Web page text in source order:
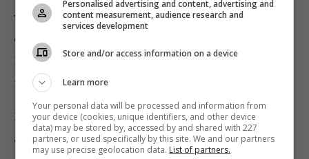
телеканал «Украина 24». Таким образом жители
оккупированных территорий Украины – Донбасса и
Крыма смогут в дальнейшем следить за событиями
в Украине».
Напоминаем, что изменения коснутся только
абонентов открытого спутника, а для абонентов
Personalised advertising and content, advertising and
content measurement, audience research and
services development
Store and/or access information on a device
Learn more
Your personal data will be processed and information from
your device (cookies, unique identifiers, and other device
data) may be stored by, accessed by and shared with 227
partners, or used specifically by this site. We and our partners
may use precise geolocation data. List of partners.